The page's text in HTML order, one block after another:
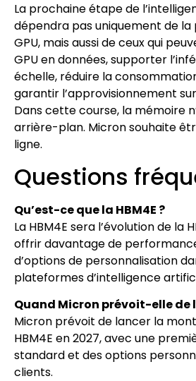
La prochaine étape de
dépendra pas uniquement de la
GPU, mais aussi de ceux qui
GPU en données, supporter
échelle, réduire la
garantir l’approvisionnement
Dans cette course, la mémoire
arrière-plan. Micron souhaite
ligne.
Questions
Qu’est-ce que la HBM4E ?
La HBM4E sera l’évolution de la
offrir davantage de
d’options de personnalisation
plateformes d’intelligence
Quand Micron prévoit-elle de
Micron prévoit de lancer la
HBM4E en 2027, avec une
standard et des options
clients.